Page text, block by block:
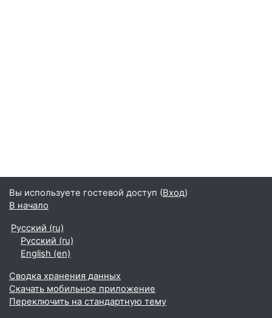
Вы используете гостевой доступ (Вход)
В начало
Русский ‎(ru)‎
Русский ‎(ru)‎
English ‎(en)‎
Сводка хранения данных
Скачать мобильное приложение
Переключить на стандартную тему